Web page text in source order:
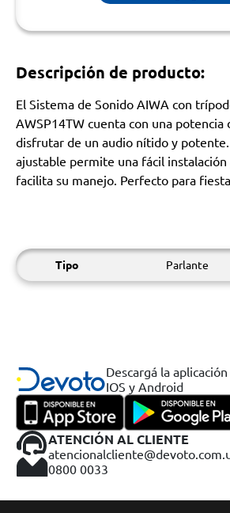
Descripción de producto:
El Sistema de Sonido AIWA con
AWSP14TW cuenta con una potencia
disfrutar de un audio nítido y
ajustable permite una fácil
facilita su manejo. Perfecto para
Tipo Parlante
Descargá la
IOS y Android
ATENCIÓN AL CLIENTE
0800 0033